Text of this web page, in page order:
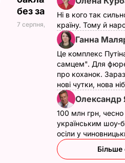
без зайвого жиру
7 серпня, 20.16БУЛЬВАР 7
Ні в кого так
країну. Тому й
Ганна
Це комплекс
самцем". Для
про коханок.
нові чутки, нова
Олександр
100 млн грн,
українським шоу-
осіли у
Більше